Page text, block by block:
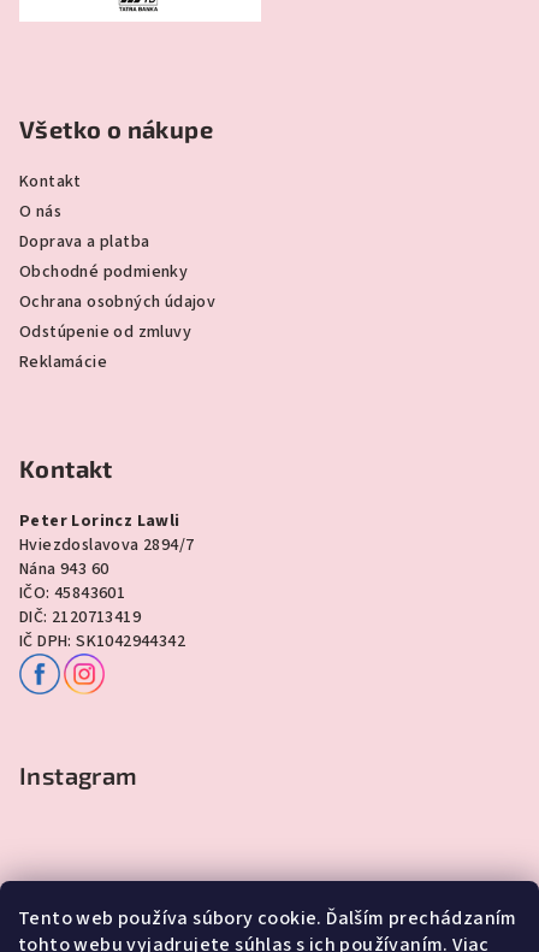
Tento web používa súbory cookie. Ďalším prechádzaním
tohto webu vyjadrujete súhlas s ich používaním. Viac
Všetko o nákupe
Kontakt
O nás
Doprava a platba
Obchodné podmienky
Ochrana osobných údajov
Odstúpenie od zmluvy
Reklamácie
Kontakt
Peter Lorincz Lawli
Hviezdoslavova 2894/7
Nána 943 60
IČO: 45843601
DIČ: 2120713419
IČ DPH: SK1042944342
Instagram